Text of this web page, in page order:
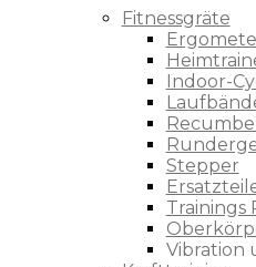
Fitnessgräte
Indoor-
Stepper
Trainings
Vibration